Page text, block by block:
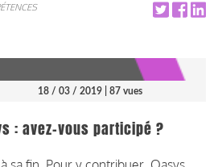
18 / 03 / 2019 | 87 vues
: avez-vous participé ?